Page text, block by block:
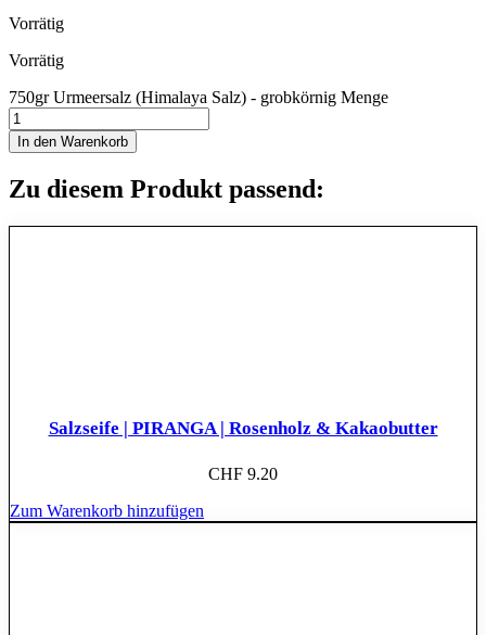
Vorrätig
Vorrätig
750gr Urmeersalz (Himalaya Salz) - grobkörnig Menge
In den Warenkorb
Zu diesem Produkt passend:
Salzseife | PIRANGA | Rosenholz & Kakaobutter
CHF 9.20
Zum Warenkorb hinzufügen